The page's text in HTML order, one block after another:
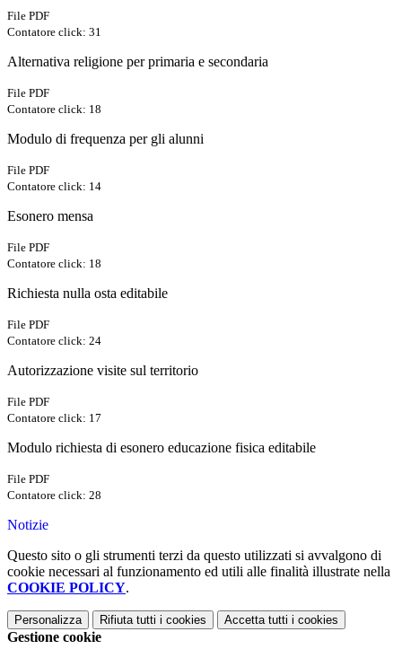
File PDF
Contatore click: 31
Alternativa religione per primaria e secondaria
File PDF
Contatore click: 18
Modulo di frequenza per gli alunni
File PDF
Contatore click: 14
Esonero mensa
File PDF
Contatore click: 18
Richiesta nulla osta editabile
File PDF
Contatore click: 24
Autorizzazione visite sul territorio
File PDF
Contatore click: 17
Modulo richiesta di esonero educazione fisica editabile
File PDF
Contatore click: 28
Notizie
Questo sito o gli strumenti terzi da questo utilizzati si avvalgono di
cookie necessari al funzionamento ed utili alle finalità illustrate nella
COOKIE POLICY.
Personalizza Rifiuta tutti i cookies Accetta tutti i cookies
Gestione cookie